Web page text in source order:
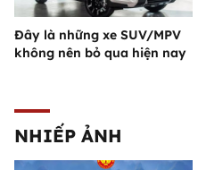
Đây là những xe SUV/MPV
không nên bỏ qua hiện nay
NHIẾP ẢNH